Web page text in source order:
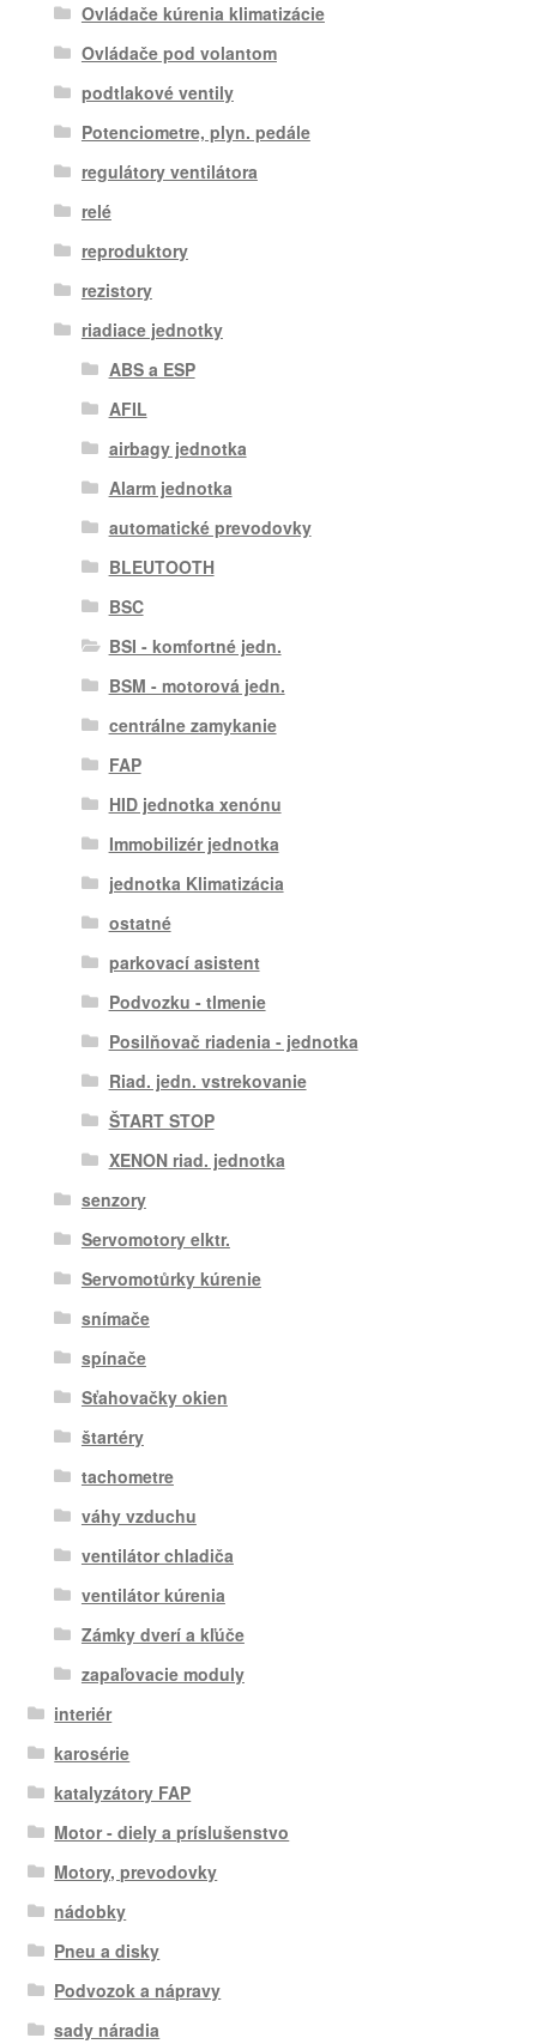
Ovládače kúrenia klimatizácie
Ovládače pod volantom
podtlakové ventily
Potenciometre, plyn. pedále
regulátory ventilátora
relé
reproduktory
rezistory
riadiace jednotky
ABS a ESP
AFIL
airbagy jednotka
Alarm jednotka
automatické prevodovky
BLEUTOOTH
BSC
BSI - komfortné jedn.
BSM - motorová jedn.
centrálne zamykanie
FAP
HID jednotka xenónu
Immobilizér jednotka
jednotka Klimatizácia
ostatné
parkovací asistent
Podvozku - tlmenie
Posilňovač riadenia - jednotka
Riad. jedn. vstrekovanie
ŠTART STOP
XENON riad. jednotka
senzory
Servomotory elktr.
Servomotůrky kúrenie
snímače
spínače
Sťahovačky okien
štartéry
tachometre
váhy vzduchu
ventilátor chladiča
ventilátor kúrenia
Zámky dverí a kľúče
zapaľovacie moduly
interiér
karosérie
katalyzátory FAP
Motor - diely a príslušenstvo
Motory, prevodovky
nádobky
Pneu a disky
Podvozok a nápravy
sady náradia